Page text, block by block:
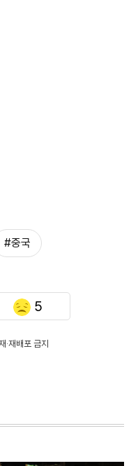
#중국
5
재배포 금지